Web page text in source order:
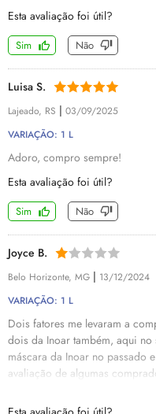
Esta avaliação foi útil?
Sim Não
Luisa S.
Lajeado, RS | 03/09/2025
VARIAÇÃO: 1 L
Adoro, compro sempre!
Esta avaliação foi útil?
Sim Não
Joyce B.
Belo Horizonte, MG | 13/12/2024
VARIAÇÃO: 1 L
Dois fatores me levaram a
dois da Inoar também, aqui no
máscara da Inoar no passado
avaliação de algumas
tinha o cabelo loiro com
pois deu super certo no